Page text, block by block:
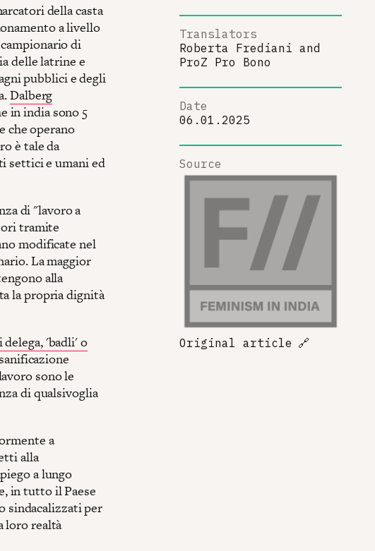
della casta
a livello
di
delle latrine e
pubblici e degli
Dalberg
in india sono 5
che operano
è tale da
settici e umani ed
di "lavoro a
tramite
modificate nel
La maggior
alla
la propria dignità
'badli' o
sono le
di qualsivoglia
a
alla
a lungo
in tutto il Paese
sindacalizzati per
loro realtà
Translators
Roberta Frediani and
ProZ Pro Bono
Date
06.01.2025
Source
Original article 🔗